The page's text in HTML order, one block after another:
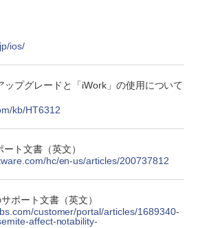
ios/
ップグレードと「iWork」の使用について
kb/HT6312
ト文書（英文）
hc/en-us/articles/200737812
ポート文書（英文）
customer/portal/articles/1689340-
affect-notability-